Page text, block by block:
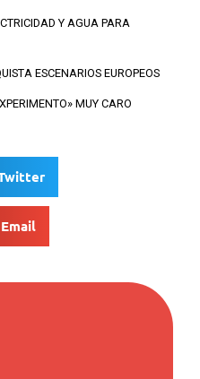
Y AGUA PARA
ESCENARIOS EUROPEOS
MUY CARO
Email